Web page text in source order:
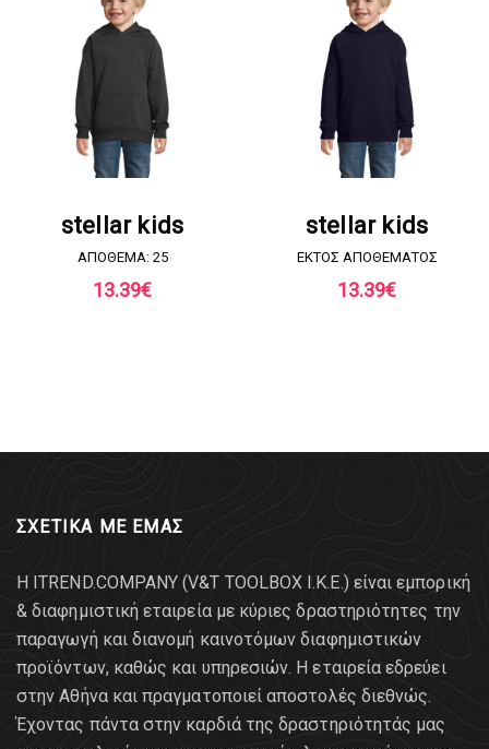
stellar kids
ΑΠΟΘΕΜΑ: 25
13.39€
stellar kids
EKTOΣ ΑΠΟΘΕΜΑΤΟΣ
13.39€
ΣΧΕΤΙΚΑ ΜΕ ΕΜΑΣ
Η ITREND.COMPANY (V&T TOOLBOX Ι.Κ.Ε.) είναι εμπορική
& διαφημιστική εταιρεία με κύριες δραστηριότητες την
παραγωγή και διανομή καινοτόμων διαφημιστικών
προϊόντων, καθώς και υπηρεσιών. Η εταιρεία εδρεύει
στην Αθήνα και πραγματοποιεί αποστολές διεθνώς.
Έχοντας πάντα στην καρδιά της δραστηριότητάς μας